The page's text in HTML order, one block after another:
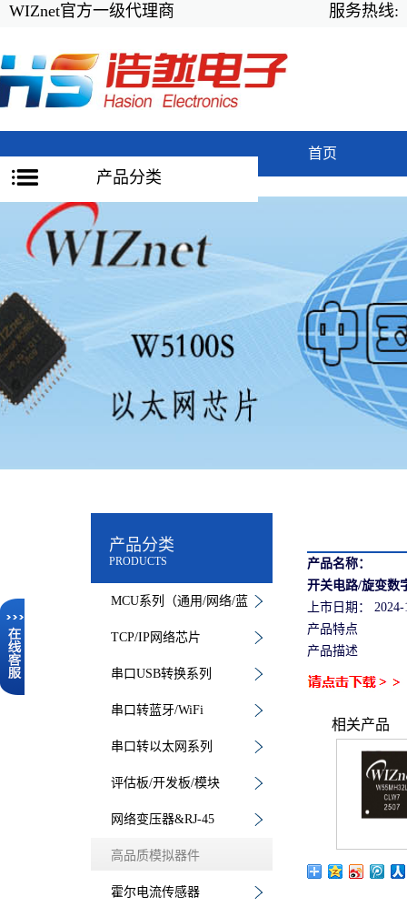
WIZnet官方一级代理商 服务热线:
产品分类
首页
产品分类
PRODUCTS
MCU系列（通用/网络/蓝
牙）
TCP/IP网络芯片
串口USB转换系列
串口转蓝牙/WiFi
串口转以太网系列
评估板/开发板/模块
网络变压器&RJ-45
高品质模拟器件
霍尔电流传感器
产品名称：
开关电路/旋变数
上市日期： 2024-
产品特点
产品描述
相关产品